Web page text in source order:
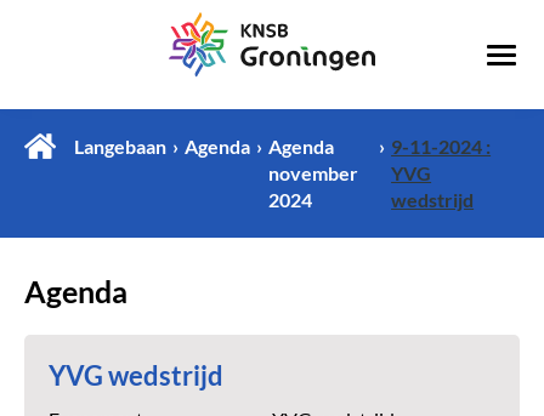
Langebaan Agenda
Agenda
november
2024
9-11-2024 :
YVG
wedstrijd
Agenda
YVG wedstrijd